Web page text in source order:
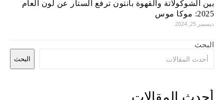
بين الشوكولاتة والقهوة بانتون ترفع الستار عن لون العام
2025: موكا موس
ديسمبر 25, 2024
البحث
البحث
أحدث المقالات